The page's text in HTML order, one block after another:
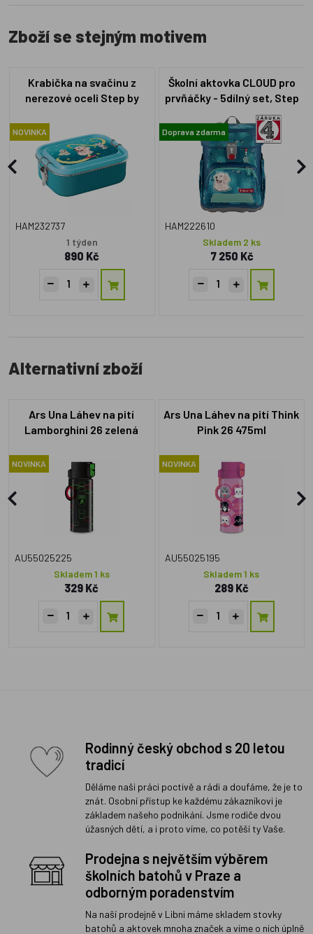
Zboží se stejným motivem
Krabička na svačinu z
nerezové oceli Step by
NOVINKA
HAM232737
1 týden
890 Kč
Školní aktovka CLOUD pro
prvňáčky - 5dílný set, Step
by Step Dog Basty,
certifikát AGR
Doprava zdarma
HAM222610
Skladem 2 ks
7 250 Kč
Alternativní zboží
Ars Una Láhev na pití
Lamborghini 26 zelená
NOVINKA
AU55025225
Skladem 1 ks
329 Kč
Ars Una Láhev na pití Think
Pink 26 475ml
NOVINKA
AU55025195
Skladem 1 ks
289 Kč
Rodinný český obchod s 20 letou
tradicí
Děláme naši práci poctivě a rádi a doufáme, že je to
znát. Osobní přístup ke každému zákazníkovi je
základem našeho podnikání. Jsme rodiče dvou
úžasných dětí, a i proto víme, co potěší ty Vaše.
Prodejna s největším výběrem
školních batohů v Praze a
odborným poradenstvím
Na naší prodejně v Libni máme skladem stovky
batohů a aktovek mnoha značek a víme o nich úplně